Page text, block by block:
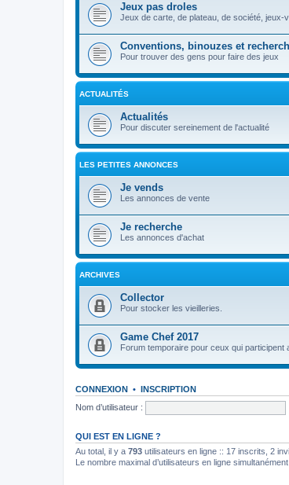
Jeux pas droles
Jeux de carte, de plateau, de société, jeux-
Conventions, binouzes et
Pour trouver des gens pour faire des jeux
ACTUALITÉS
Actualités
Pour discuter sereinement de l'actualité
LES PETITES ANNONCES
Je vends
Les annonces de vente
Je recherche
Les annonces d'achat
ARCHIVES
Collector
Pour stocker les vieilleries.
Game Chef 2017
Forum temporaire pour ceux qui participent
CONNEXION • INSCRIPTION
Nom d’utilisateur :
QUI EST EN LIGNE ?
Au total, il y a 793 utilisateurs en ligne :: 17 inscrits, 2
Le nombre maximal d’utilisateurs en ligne